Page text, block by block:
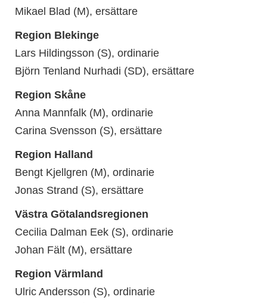
Mikael Blad (M), ersättare
Region Blekinge
Lars Hildingsson (S), ordinarie
Björn Tenland Nurhadi (SD), ersättare
Region Skåne
Anna Mannfalk (M), ordinarie
Carina Svensson (S), ersättare
Region Halland
Bengt Kjellgren (M), ordinarie
Jonas Strand (S), ersättare
Västra Götalandsregionen
Cecilia Dalman Eek (S), ordinarie
Johan Fält (M), ersättare
Region Värmland
Ulric Andersson (S), ordinarie